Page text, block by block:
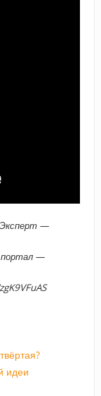
—
портал —
идеи